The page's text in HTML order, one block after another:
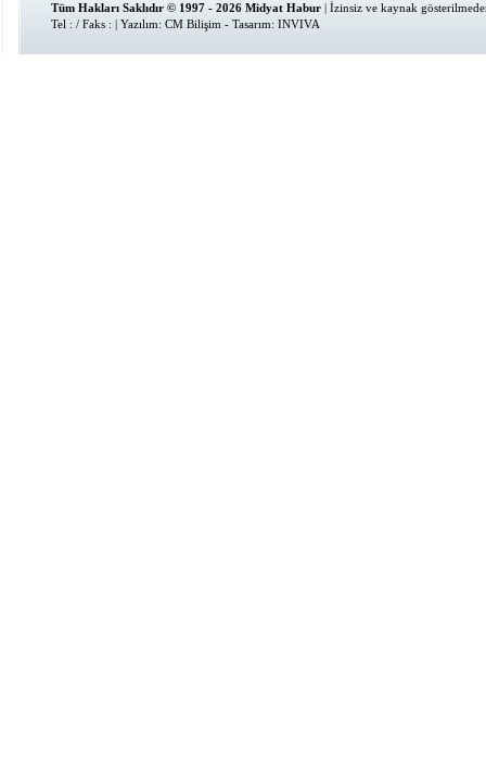
Tüm Hakları Saklıdır © 1997 - 2026 Midyat Habur | İzinsiz ve kaynak
Tel : / Faks : | Yazılım: CM Bilişim - Tasarım: INVIVA